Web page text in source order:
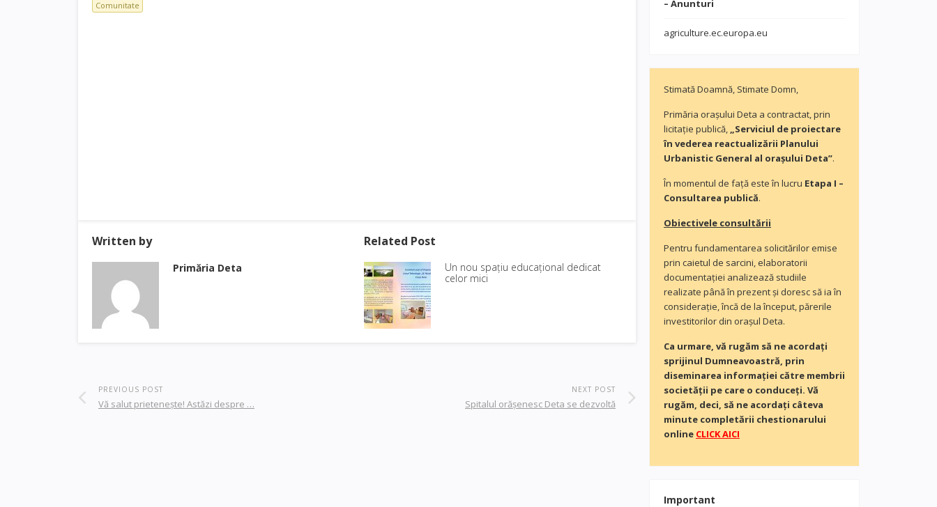
Comunitate
Written by
Primăria Deta
Related Post
Un nou spațiu educațional dedicat
celor mici
PREVIOUS POST
Vă salut prieteneşte! Astăzi despre …
NEXT POST
Spitalul orăşenesc Deta se dezvoltă
– Anunturi
agriculture.ec.europa.eu
Stimată Doamnă, Stimate Domn,
Primăria orașului Deta a contractat, prin
licitație publică, „Serviciul de proiectare
în vederea reactualizării Planului
Urbanistic General al orașului Deta”.
În momentul de faţă este în lucru Etapa I –
Consultarea publică.
Obiectivele consultării
Pentru fundamentarea solicitărilor emise
prin caietul de sarcini, elaboratorii
documentaţiei analizează studiile
realizate până în prezent și doresc să ia în
consideraţie, încă de la început, părerile
investitorilor din orașul Deta.
Ca urmare, vă rugăm să ne acordaţi
sprijinul Dumneavoastră, prin
diseminarea informației către membrii
societății pe care o conduceți. Vă
rugăm, deci, să ne acordați câteva
minute completării chestionarului
online CLICK AICI
Important